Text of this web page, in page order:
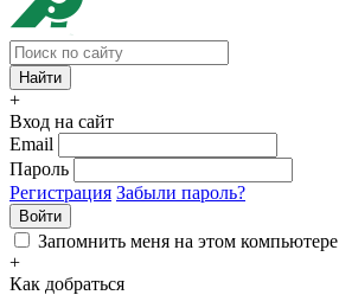
+
Вход на сайт
Email
Пароль
Регистрация Забыли пароль?
Войти
Запомнить меня на этом компьютере
+
Как добраться